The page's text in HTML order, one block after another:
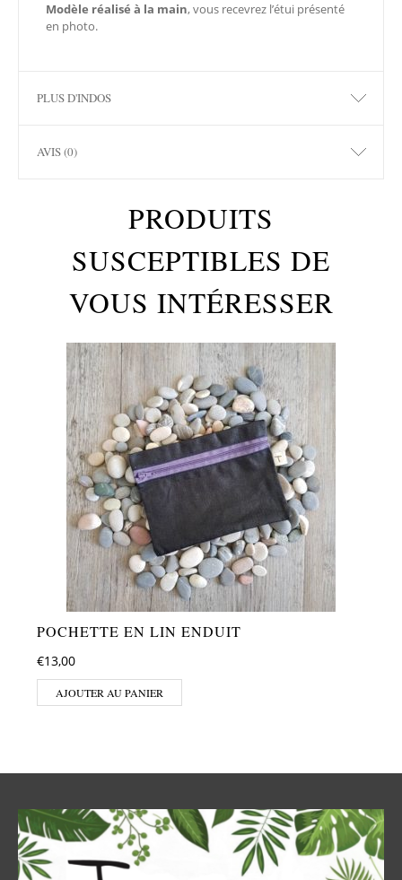
Modèle réalisé à la main, vous recevrez l’étui présenté
en photo.
PLUS D'INDOS
AVIS (0)
PRODUITS
SUSCEPTIBLES DE
VOUS INTÉRESSER
POCHETTE EN LIN ENDUIT
€13,00
AJOUTER AU PANIER